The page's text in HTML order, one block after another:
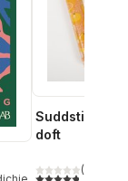
Suddstift
doft
4,8utav 5(